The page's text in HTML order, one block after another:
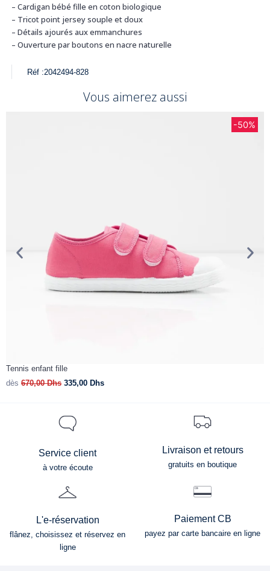
– Cardigan bébé fille en coton biologique
– Tricot point jersey souple et doux
– Détails ajourés aux emmanchures
– Ouverture par boutons en nacre naturelle
Réf :2042494-828
Vous aimerez aussi
-50%
Tennis enfant fille
dès 670,00Dhs 335,00 Dhs
Service client
à votre écoute
Livraison et retours
gratuits en boutique
L'e-réservation
flânez, choisissez et réservez en
ligne
Paiement CB
payez par carte bancaire en ligne